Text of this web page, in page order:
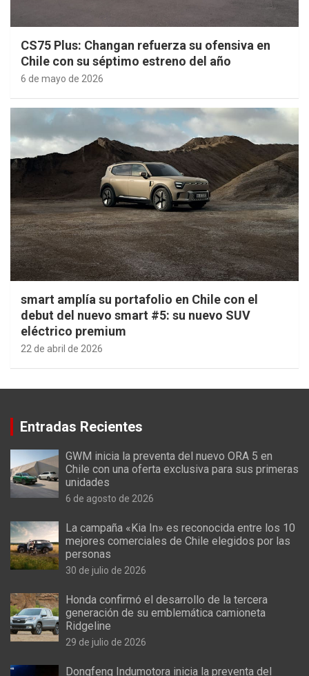
CS75 Plus: Changan refuerza su ofensiva en
Chile con su séptimo estreno del año
6 de mayo de 2026
smart amplía su portafolio en Chile con el
debut del nuevo smart #5: su nuevo SUV
eléctrico premium
22 de abril de 2026
Entradas Recientes
GWM inicia la preventa del nuevo ORA 5 en
Chile con una oferta exclusiva para sus primeras
unidades
6 de agosto de 2026
La campaña «Kia In» es reconocida entre los 10
mejores comerciales de Chile elegidos por las
personas
30 de julio de 2026
Honda confirmó el desarrollo de la tercera
generación de su emblemática camioneta
Ridgeline
29 de julio de 2026
Dongfeng Indumotora inicia la preventa del